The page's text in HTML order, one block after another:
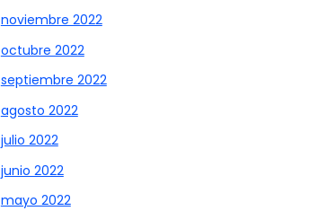
noviembre 2022
octubre 2022
septiembre 2022
agosto 2022
julio 2022
junio 2022
mayo 2022